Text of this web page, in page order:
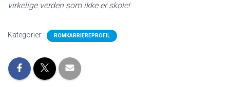
virkelige verden som ikke er skole!
Kategorier: ROMKARRIEREPROFIL